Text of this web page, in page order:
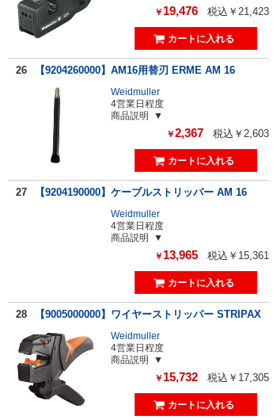
￥ 19,476 税込￥21,423
26 【9204260000】AM16用替刃 ERME AM 16
Weidmuller
4営業日程度
商品説明
￥2,367 税込￥2,603
27 【9204190000】ケーブルストリッパー AM 16
Weidmuller
4営業日程度
商品説明
￥ 13,965 税込￥15,361
28 【9005000000】ワイヤーストリッパー STRIPAX
Weidmuller
4営業日程度
商品説明
￥ 15,732 税込￥17,305